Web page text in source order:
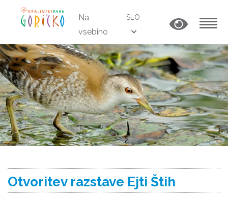
Na
vsebino
SLO
Otvoritev razstave Ejti Štih